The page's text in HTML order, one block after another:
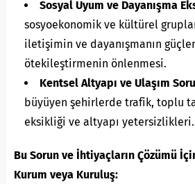
Sosyal Uyum ve Dayanışma
sosyoekonomik ve kültürel
iletişimin ve dayanışmanın
ötekileştirmenin önlenmesi.
Kentsel Altyapı ve Ulaşım
büyüyen şehirlerde trafik, toplu
eksikliği ve altyapı yetersizlikleri.
Bu Sorun ve İhtiyaçların Çözümü
Kurum veya Kuruluş: